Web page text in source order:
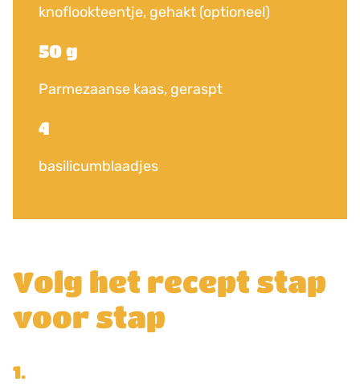
Volg het recept stap
voor stap
1.
knoflookteentje, gehakt (optioneel)
50 g
Parmezaanse kaas, geraspt
4
basilicumblaadjes